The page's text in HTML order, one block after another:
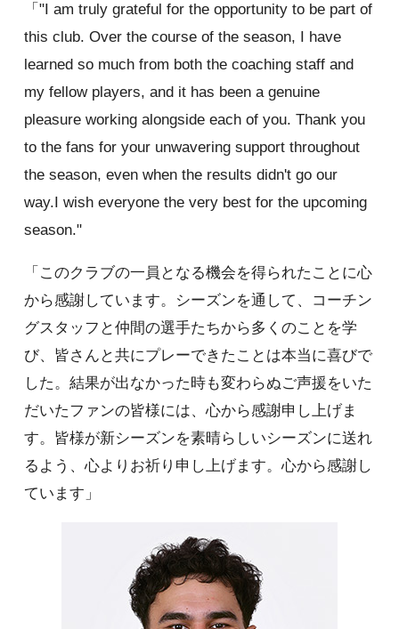
「"I am truly grateful for the opportunity to be part of
this club. Over the course of the season, I have
learned so much from both the coaching staff and
my fellow players, and it has been a genuine
pleasure working alongside each of you. Thank you
to the fans for your unwavering support throughout
the season, even when the results didn't go our
way.I wish everyone the very best for the upcoming
season."
「このクラブの一員となる機会を得られたことに心
から感謝しています。シーズンを通して、コーチン
グスタッフと仲間の選手たちから多くのことを学
び、皆さんと共にプレーできたことは本当に喜びで
した。結果が出なかった時も変わらぬご声援をいた
だいたファンの皆様には、心から感謝申し上げま
す。皆様が新シーズンを素晴らしいシーズンに送れ
るよう、心よりお祈り申し上げます。心から感謝し
ています」